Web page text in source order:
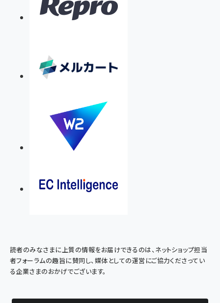
読者のみなさまに上質の情報をお届けできるのは、ネットショップ担当
者フォーラムの趣旨に賛同し、媒体としての運営にご協力くださってい
る企業さまのおかげでございます。